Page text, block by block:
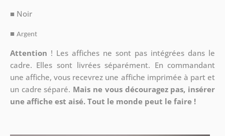
■ Noir
■ Argent
Attention ! Les affiches ne sont pas intégrées dans le
cadre. Elles sont livrées séparément. En commandant
une affiche, vous recevrez une affiche imprimée à part et
un cadre séparé. Mais ne vous découragez pas, insérer
une affiche est aisé. Tout le monde peut le faire !